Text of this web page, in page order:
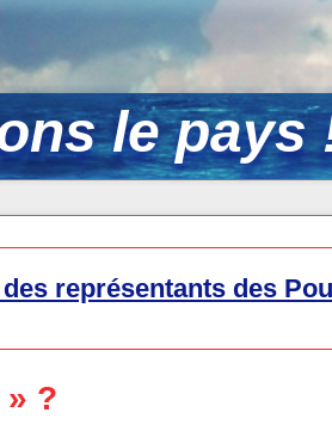
le pays
représentants des
?